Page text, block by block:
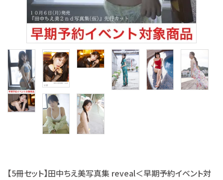
アイドル・タレント
ヒーロー文庫
ロト・ナンバーズ書籍・グッズ
ご利用ガイド
プライバシーポリシー
特定商取引法について
【5冊セット】田中ちえ美写真集 reveal＜早期予約イベント対